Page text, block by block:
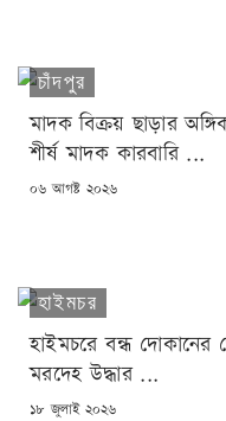
চাঁদপুর
মাদক বিক্রয় ছাড়ার
শীর্ষ মাদক কারবারি ...
POSTED
০৬ আগষ্ট ২০২৬
হাইমচর
হাইমচরে বন্ধ দোকানের
মরদেহ উদ্ধার ...
POSTED
১৮ জুলাই ২০২৬